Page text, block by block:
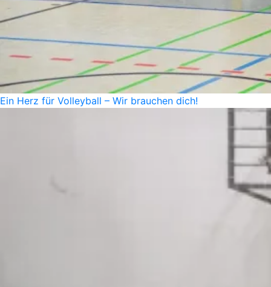
Ein Herz für Volleyball – Wir brauchen dich!